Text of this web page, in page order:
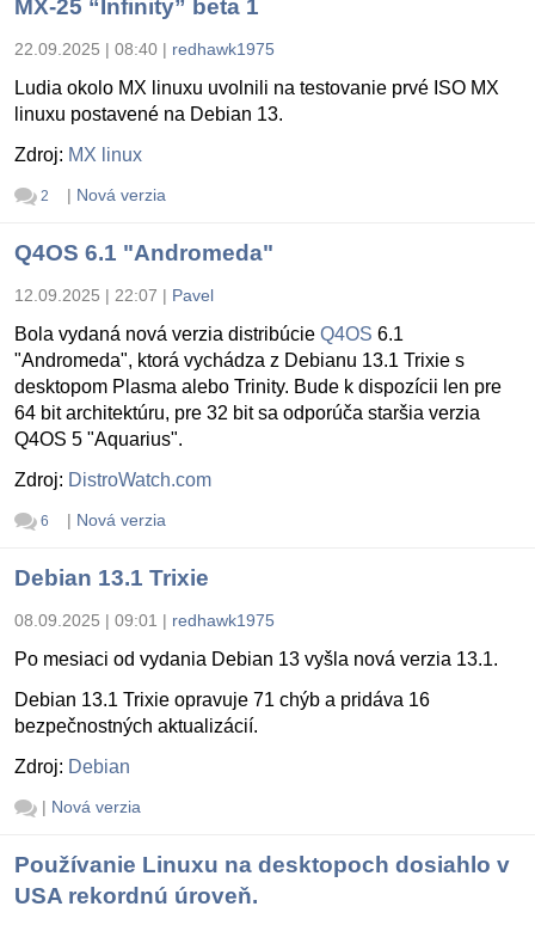
MX-25 “Infinity” beta 1
22.09.2025 | 08:40 | redhawk1975
Ludia okolo MX linuxu uvolnili na testovanie prvé ISO MX
linuxu postavené na Debian 13.
Zdroj: MX linux
2 | Nová verzia
Q4OS 6.1 "Andromeda"
12.09.2025 | 22:07 | Pavel
Bola vydaná nová verzia distribúcie Q4OS 6.1
"Andromeda", ktorá vychádza z Debianu 13.1 Trixie s
desktopom Plasma alebo Trinity. Bude k dispozícii len pre
64 bit architektúru, pre 32 bit sa odporúča staršia verzia
Q4OS 5 "Aquarius".
Zdroj: DistroWatch.com
6 | Nová verzia
Debian 13.1 Trixie
08.09.2025 | 09:01 | redhawk1975
Po mesiaci od vydania Debian 13 vyšla nová verzia 13.1.
Debian 13.1 Trixie opravuje 71 chýb a pridáva 16
bezpečnostných aktualizácií.
Zdroj: Debian
| Nová verzia
Používanie Linuxu na desktopoch dosiahlo v
USA rekordnú úroveň.